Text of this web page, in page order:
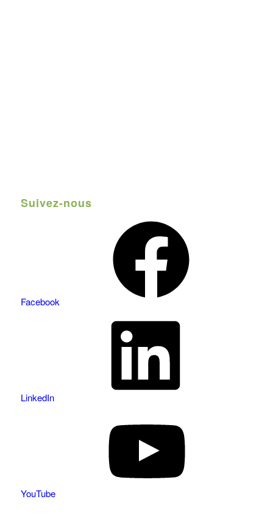
Suivez-nous
Facebook
LinkedIn
YouTube